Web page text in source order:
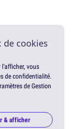
de cookies
vous
de confidentialité.
de Gestion
& afficher